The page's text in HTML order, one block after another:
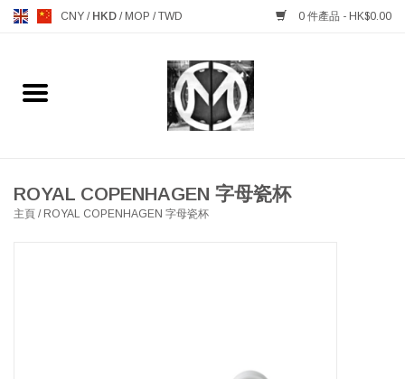
CNY / HKD / MOP /TWD 0 件產品 - HK$0.00
主頁
MANKS ANTIQUES 古董
ROYAL COPENHAGEN 字母瓷杯
主頁 / ROYAL COPENHAGEN 字母瓷杯